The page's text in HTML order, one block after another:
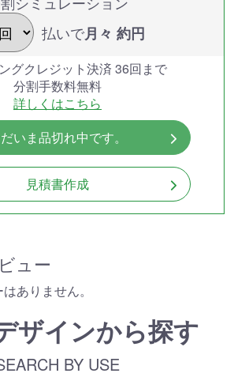
払いで月々 約円
グクレジット決済 36回まで
分割手数料無料
詳しくはこちら
いま品切れ中です。
見積書作成
ュー
ありません。
ザインから探す
BY USE